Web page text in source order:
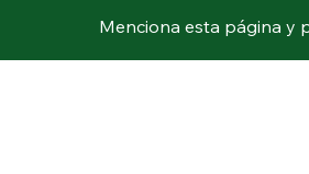
Menciona esta página y